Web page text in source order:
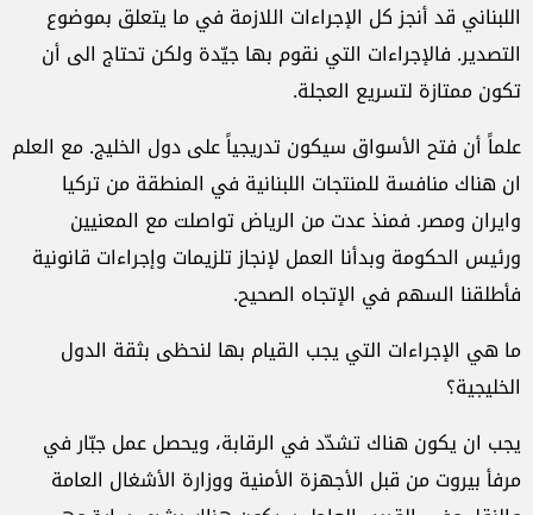
اللبناني قد أنجز كل الإجراءات اللازمة في ما يتعلق بموضوع
التصدير. فالإجراءات التي نقوم بها جيّدة ولكن تحتاج الى أن
تكون ممتازة لتسريع العجلة.
علماً أن فتح الأسواق سيكون تدريجياً على دول الخليج. مع العلم
ان هناك منافسة للمنتجات اللبنانية في المنطقة من تركيا
وايران ومصر. فمنذ عدت من الرياض تواصلت مع المعنيين
ورئيس الحكومة وبدأنا العمل لإنجاز تلزيمات وإجراءات قانونية
فأطلقنا السهم في الإتجاه الصحيح.
ما هي الإجراءات التي يجب القيام بها لنحظى بثقة الدول
الخليجية؟
يجب ان يكون هناك تشدّد في الرقابة، ويحصل عمل جبّار في
مرفأ بيروت من قبل الأجهزة الأمنية ووزارة الأشغال العامة